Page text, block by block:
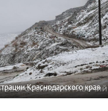
Краснодарского края